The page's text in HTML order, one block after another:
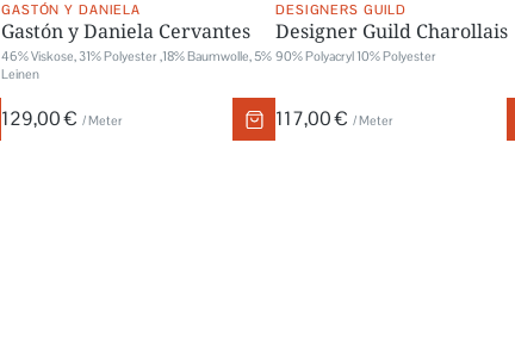
GASTÓN Y DANIELA
Gastón y Daniela Cervantes
46% Viskose, 31% Polyester ,18% Baumwolle, 5%
Leinen
129,00 € / Meter
DESIGNERS GUILD
Designer Guild Charollais
90% Polyacryl 10% Polyester
117,00 € / Meter